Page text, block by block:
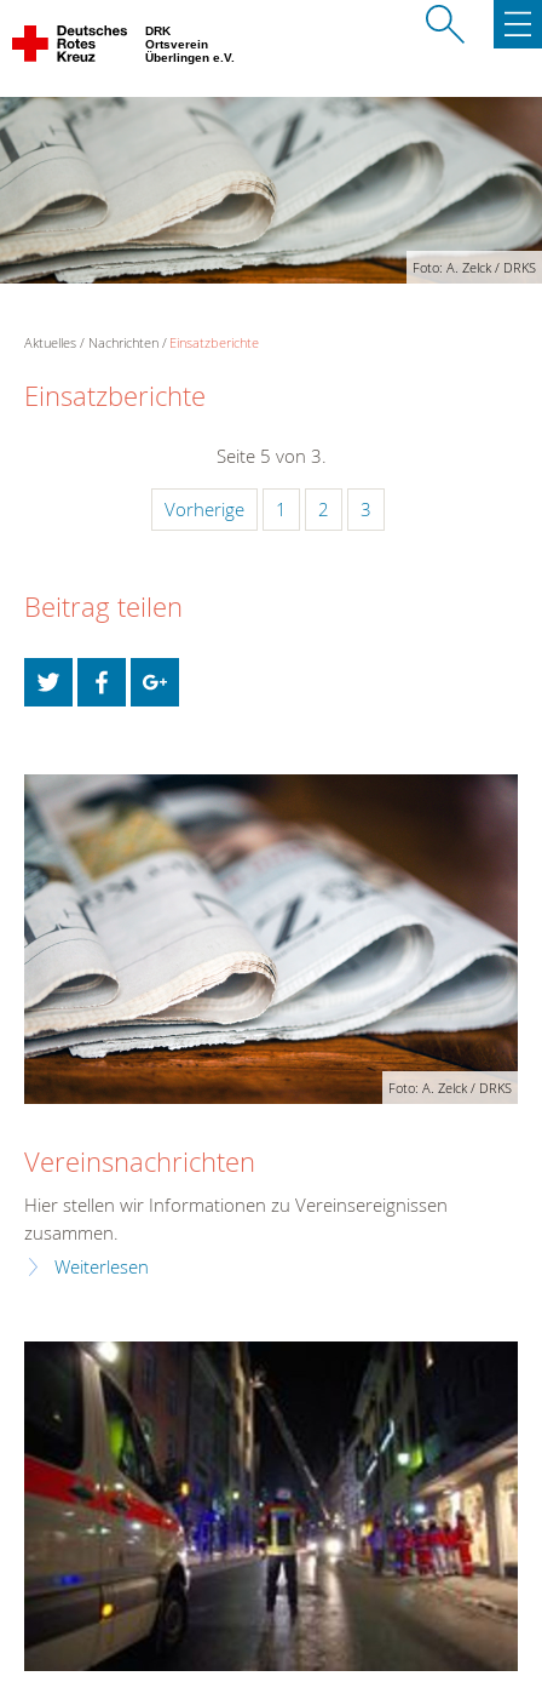
DRK
Ortsverein
Überlingen e.V.
Foto: A. Zelck / DRKS
Aktuelles Nachrichten Einsatzberichte
Einsatzberichte
Seite 5 von 3.
Vorherige 1 2 3
Beitrag teilen
Foto: A. Zelck / DRKS
Vereinsnachrichten
Hier stellen wir Informationen zu Vereinsereignissen
zusammen.
Weiterlesen